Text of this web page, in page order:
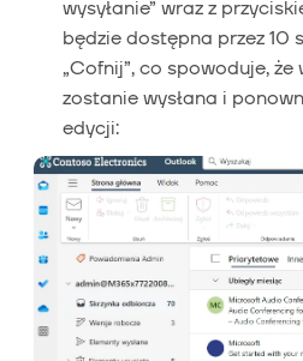
wysyłanie” wraz z
będzie dostępna przez 10
„Cofnij”, co spowoduje,
zostanie wysłana i
edycji: